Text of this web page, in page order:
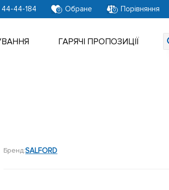
44-44-184 0 Обране 0 Порівняння
ГАРЯЧІ ПРОПОЗИЦІЇ
Бренд:SALFORD